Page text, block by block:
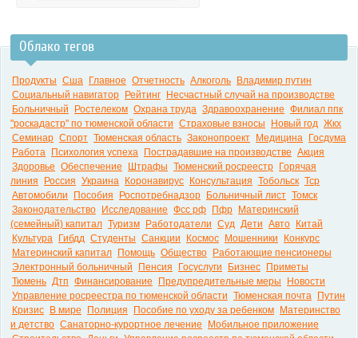
Облако тегов
Продукты Сша Главное Отчетность Алкоголь
Владимир путин
Социальный навигатор
Рейтинг
Несчастный случай на производстве
Больничный
Ростелеком Охрана труда Здравоохранение Филиал ппк
"роскадастр" по тюменской области Страховые взносы Новый год Жкх
Семинар Спорт Тюменская область Законопроект Медицина
Госдума
Работа
Психология успеха Пострадавшие на производстве Акция
Здоровье Обеспечение Штрафы Тюменский росреестр
Горячая
линия
Россия Украина Коронавирус Консультация Тобольск Тср
Автомобили
Пособия Роспотребнадзор Больничный лист Томск
Законодательство
Исследование Фсс рф Пфр
Материнский
(семейный) капитал Туризм Работодатели Суд Дети Авто
Китай
Культура
Гибдд Студенты Санкции Космос Мошенники
Конкурс
Материнский капитал
Помощь Общество
Работающие пенсионеры
Электронный больничный
Пенсия Госуслуги Бизнес
Приметы
Тюмень Дтп Финансирование Предупредительные меры
Новости
Управление росреестра по тюменской области Тюменская почта
Путин
Кризис
В мире Полиция Пособие по уходу за ребенком
Материнство
и детство Санаторно-курортное лечение
Мобильное приложение